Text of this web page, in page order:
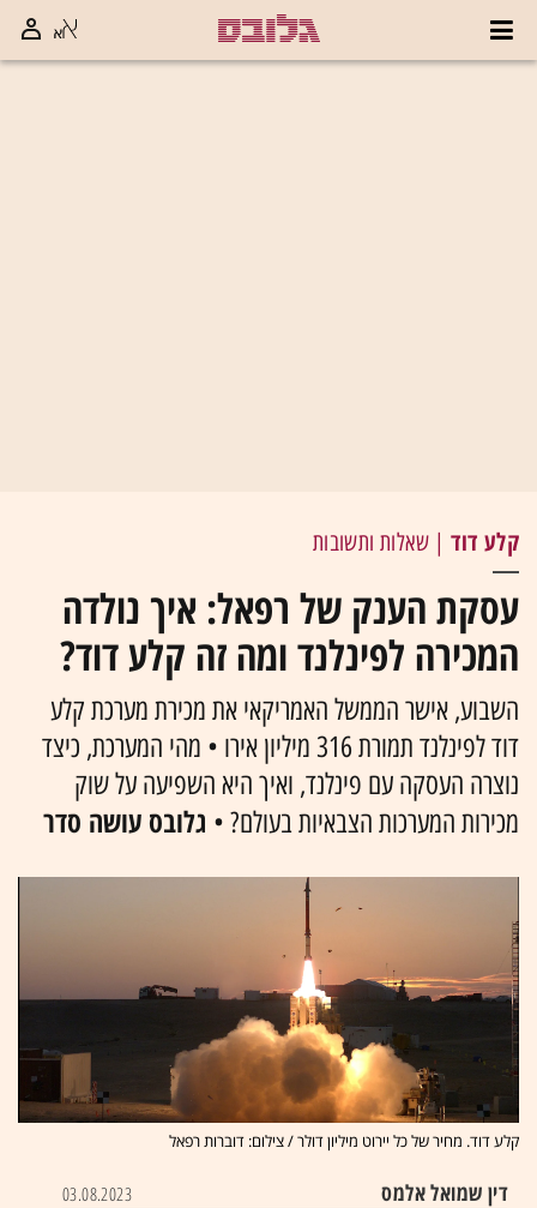
קלע דוד| שאלות ותשובות
עסקת הענק של רפאל: איך נולדה
המכירה לפינלנד ומה זה קלע דוד?
השבוע, אישר הממשל האמריקאי את מכירת מערכת קלע
דוד לפינלנד תמורת 316 מיליון אירו • מהי המערכת, כיצד
נוצרה העסקה עם פינלנד, ואיך היא השפיעה על שוק
מכירות המערכות הצבאיות בעולם? • גלובס עושה סדר
קלע דוד. מחיר של כל יירוט מיליון דולר / צילום: דוברות רפאל
דין שמואל אלמס 03.08.2023